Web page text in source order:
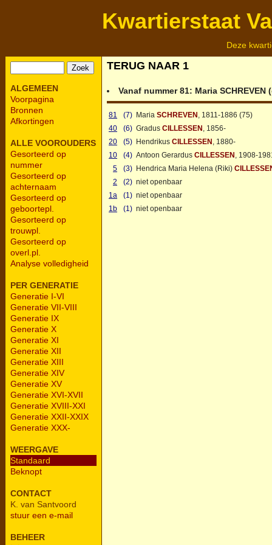
Kwartierstaat
Deze
ALGEMEEN
Voorpagina
Bronnen
Afkortingen
ALLE VOOROUDERS
Gesorteerd op
nummer
Gesorteerd op
achternaam
Gesorteerd op
geboortepl.
Gesorteerd op
trouwpl.
Gesorteerd op
overl.pl.
Analyse volledigheid
PER GENERATIE
Generatie I-VI
Generatie VII-VIII
Generatie IX
Generatie X
Generatie XI
Generatie XII
Generatie XIII
Generatie XIV
Generatie XV
Generatie XVI-XVII
Generatie XVIII-XXI
Generatie XXII-XXIX
Generatie XXX-
WEERGAVE
Standaard
Beknopt
CONTACT
K. van Santvoord
stuur een e-mail
BEHEER
TERUG NAAR 1
Vanaf nummer 81: Maria SCHREVEN
81 (7) Maria SCHREVEN , 1811-1886 (75)
40
(6) Gradus CILLESSEN , 1856-
20
(5) Hendrikus CILLESSEN , 1880-
10
(4) Antoon Gerardus CILLESSEN , 1908-
5
(3) Hendrica Maria Helena (Riki)
2
(2) niet openbaar
1a
(1) niet openbaar
1b
(1) niet openbaar